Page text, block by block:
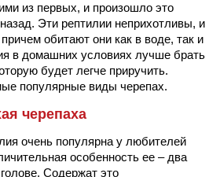
из первых, и произошло это
Эти рептилии неприхотливы, и
обитают они как в воде, так и
в домашних условиях лучше брать
будет легче приручить.
популярные виды черепах.
черепаха
очень популярна у любителей
особенность ее – два
Содержат это